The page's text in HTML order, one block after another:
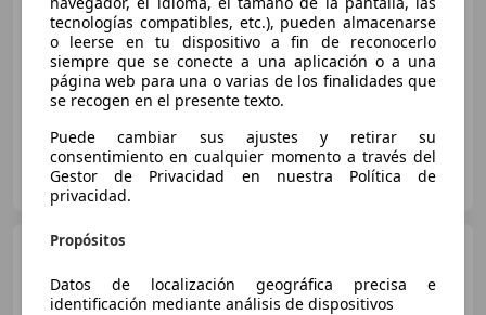
Súperoferta
04/2020 102.862 km Diésel 73 kW (99 CV)
GRUPO FLEXICAR SEVILLA.
ES-41007 SEVILLA
tecnologías compatibles, etc.), pueden almacenarse
o leerse en tu dispositivo a fin de reconocerlo
siempre que se conecte a una aplicación o a una
página web para una o varias de los finalidades que
se recogen en el presente texto.
Puede cambiar sus ajustes y retirar su
consentimiento en cualquier momento a través del
Gestor de Privacidad en nuestra Política de
privacidad.
Propósitos
Datos de localización geográfica precisa e
identificación mediante análisis de dispositivos